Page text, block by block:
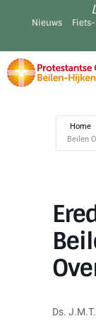
Nieuws
Home
Beilen
Ds.